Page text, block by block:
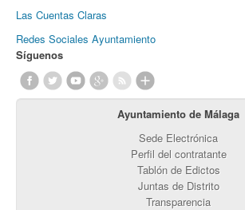
Las Cuentas Claras
Redes Sociales Ayuntamiento
Síguenos
Ayuntamiento de Málaga
Sede Electrónica
Perfil del contratante
Tablón de Edictos
Juntas de Distrito
Transparencia